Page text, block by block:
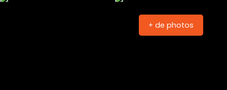
+ de photos